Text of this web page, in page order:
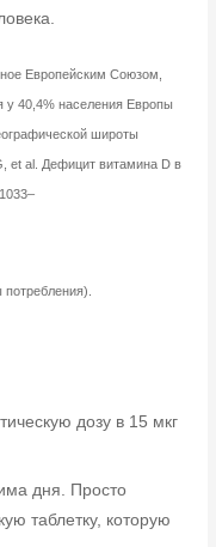
Европейским Союзом,
у 40,4% населения Европы
широты
et al. Дефицит витамина D в
дозу в 15 мкг
дня. Просто
таблетку, которую